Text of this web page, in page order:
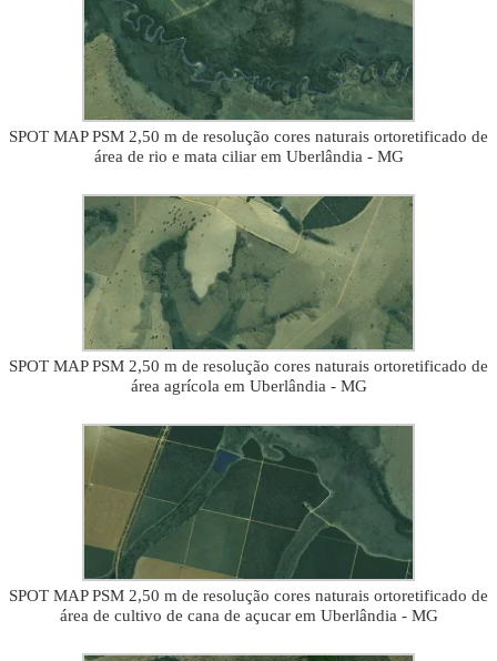
SPOT MAP PSM 2,50 m de resolução cores naturais ortoretificado de
área de rio e mata ciliar em Uberlândia - MG
SPOT MAP PSM 2,50 m de resolução cores naturais ortoretificado de
área agrícola em Uberlândia - MG
SPOT MAP PSM 2,50 m de resolução cores naturais ortoretificado de
área de cultivo de cana de açucar em Uberlândia - MG